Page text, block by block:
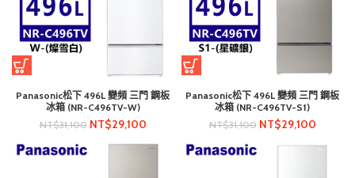
Panasonic松下 496L 變頻 三門 鋼板
冰箱 (NR-C496TV-W)
NT$31,100 NT$29,100
Panasonic松下 496L 變頻 三門 鋼板
冰箱 (NR-C496TV-S1)
NT$31,100 NT$29,100